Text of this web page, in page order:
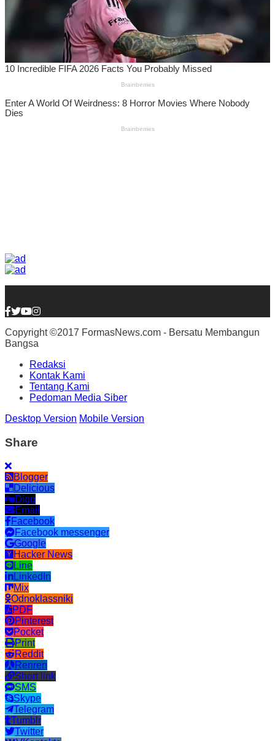
Copyright ©2017 FormasNews.com - Bersatu Membangun
Bangsa
Redaksi
Kontak Kami
Tentang Kami
Pedoman Media Siber
Desktop Version Mobile Version
Share
Blogger
Delicious
Digg
Email
Facebook
Facebook messenger
Google
Hacker News
Line
LinkedIn
Mix
Odnoklassniki
PDF
Pinterest
Pocket
Print
Reddit
Renren
Short link
SMS
Skype
Telegram
Tumblr
Twitter